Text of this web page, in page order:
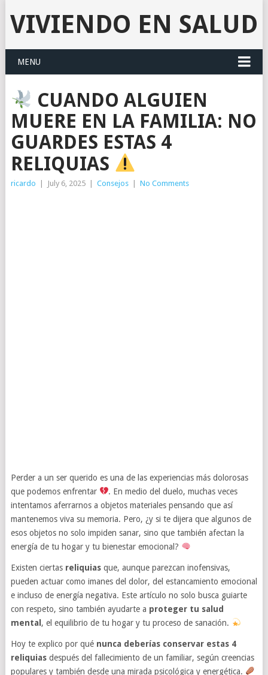
VIVIENDO EN SALUD
MENU
CUANDO ALGUIEN
MUERE EN LA FAMILIA: NO
GUARDES ESTAS 4
RELIQUIAS
ricardo | July 6, 2025 | Consejos | No Comments
Perder a un ser querido es una de las experiencias más dolorosas
que podemos enfrentar
. En medio del duelo, muchas veces
intentamos aferrarnos a objetos materiales pensando que así
mantenemos viva su memoria. Pero, ¿y si te dijera que algunos de
esos objetos no solo impiden sanar, sino que también afectan la
energía de tu hogar y tu bienestar emocional?
Existen ciertas reliquiasque, aunque parezcan inofensivas,
pueden actuar como imanes del dolor, del estancamiento emocional
e incluso de energía negativa. Este artículo no solo busca guiarte
con respeto, sino también ayudarte a proteger tu salud
mental , el equilibrio de tu hogar y tu proceso de sanación.
Hoy te explico por qué nunca deberías conservar estas 4
reliquiasdespués del fallecimiento de un familiar, según creencias
populares y también desde una mirada psicológica y energética.